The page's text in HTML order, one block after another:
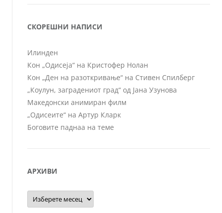
СКОРЕШНИ НАПИСИ
Илинден
Кон „Одисеја“ на Кристофер Нолан
Кон „Ден на разоткривање“ на Стивен Спилберг
„Коулун, заградениот град“ од Јана Узунова
Македонски анимиран филм
„Одисеите“ на Артур Кларк
Боговите паднаа на теме
АРХИВИ
Архиви